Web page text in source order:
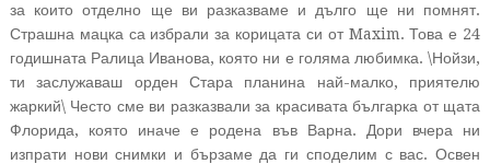
за които отделно ще ви разказваме и дълго ще ни помнят.
Страшна мацка са избрали за корицата си от Maxim. Това е 24
годишната Ралица Иванова, която ни е голяма любимка. \Нойзи,
ти заслужаваш орден Стара планина най-малко, приятелю
жаркий\ Често сме ви разказвали за красивата българка от щата
Флорида, която иначе е родена във Варна. Дори вчера ни
изпрати нови снимки и бързаме да ги споделим с вас. Освен